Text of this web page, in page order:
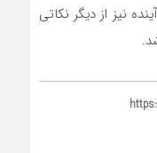
ظرف ۷۲ ساعت آینده نیز از دیگر نکاتی